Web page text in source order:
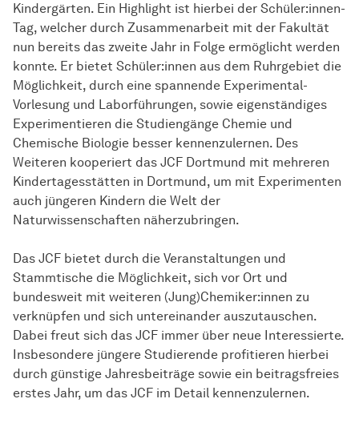
Kindergärten. Ein Highlight ist hierbei der Schüler:innen-
Tag, welcher durch Zusammenarbeit mit der Fakultät
nun bereits das zweite Jahr in Folge ermöglicht werden
konnte. Er bietet Schüler:innen aus dem Ruhrgebiet die
Möglichkeit, durch eine spannende Experimental-
Vorlesung und Laborführungen, sowie eigenständiges
Experimentieren die Studiengänge Chemie und
Chemische Biologie besser kennenzulernen. Des
Weiteren kooperiert das JCF Dortmund mit mehreren
Kindertagesstätten in Dortmund, um mit Experimenten
auch jüngeren Kindern die Welt der
Naturwissenschaften näherzubringen.
Das JCF bietet durch die Veranstaltungen und
Stammtische die Möglichkeit, sich vor Ort und
bundesweit mit weiteren (Jung)Chemiker:innen zu
verknüpfen und sich untereinander auszutauschen.
Dabei freut sich das JCF immer über neue Interessierte.
Insbesondere jüngere Studierende profitieren hierbei
durch günstige Jahresbeiträge sowie ein beitragsfreies
erstes Jahr, um das JCF im Detail kennenzulernen.